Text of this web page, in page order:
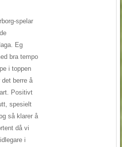
spelar
Eg
bra tempo
i toppen
berre å
Positivt
spesielt
så klarer å
då vi
i